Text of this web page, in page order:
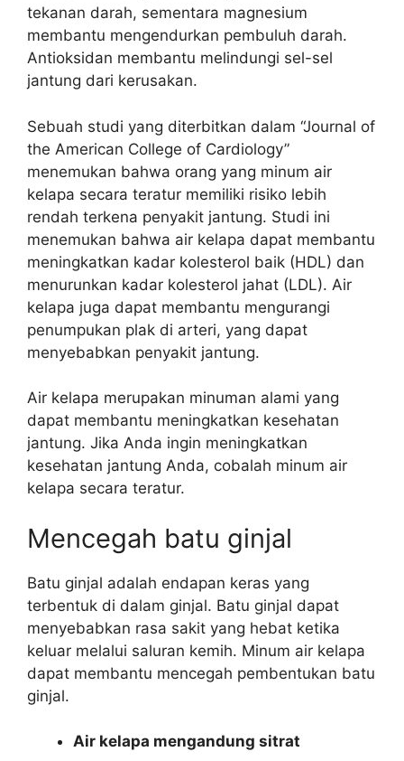
tekanan darah, sementara magnesium
membantu mengendurkan pembuluh darah.
Antioksidan membantu melindungi sel-sel
jantung dari kerusakan.
Sebuah studi yang diterbitkan dalam “Journal of
the American College of Cardiology”
menemukan bahwa orang yang minum air
kelapa secara teratur memiliki risiko lebih
rendah terkena penyakit jantung. Studi ini
menemukan bahwa air kelapa dapat membantu
meningkatkan kadar kolesterol baik (HDL) dan
menurunkan kadar kolesterol jahat (LDL). Air
kelapa juga dapat membantu mengurangi
penumpukan plak di arteri, yang dapat
menyebabkan penyakit jantung.
Air kelapa merupakan minuman alami yang
dapat membantu meningkatkan kesehatan
jantung. Jika Anda ingin meningkatkan
kesehatan jantung Anda, cobalah minum air
kelapa secara teratur.
Mencegah batu ginjal
Batu ginjal adalah endapan keras yang
terbentuk di dalam ginjal. Batu ginjal dapat
menyebabkan rasa sakit yang hebat ketika
keluar melalui saluran kemih. Minum air kelapa
dapat membantu mencegah pembentukan batu
ginjal.
Air kelapa mengandung sitrat